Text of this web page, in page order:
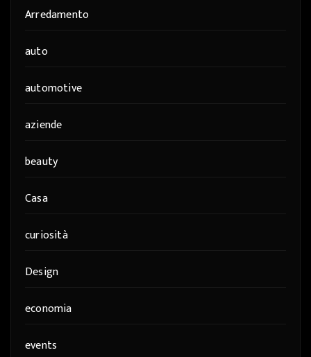
Arredamento
auto
automotive
aziende
beauty
Casa
curiosità
Design
economia
events